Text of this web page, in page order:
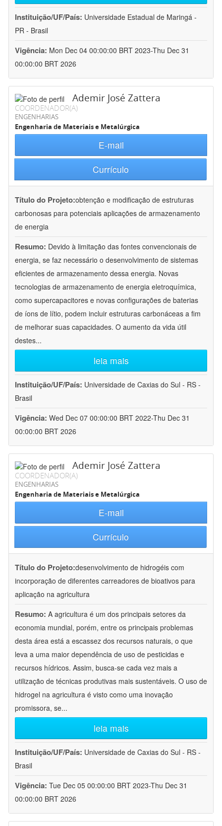
Instituição/UF/País: Universidade Estadual de Maringá -
PR - Brasil
Vigência: Mon Dec 04 00:00:00 BRT 2023-Thu Dec 31
00:00:00 BRT 2026
Ademir José Zattera
COORDENADOR(A)
ENGENHARIAS
Engenharia de Materiais e Metalúrgica
E-mail
Currículo
Título do Projeto:obtenção e modificação de estruturas
carbonosas para potenciais aplicações de armazenamento
de energia
Resumo: Devido à limitação das fontes convencionais de
energia, se faz necessário o desenvolvimento de sistemas
eficientes de armazenamento dessa energia. Novas
tecnologias de armazenamento de energia eletroquímica,
como supercapacitores e novas configurações de baterias
de íons de lítio, podem incluir estruturas carbonáceas a fim
de melhorar suas capacidades. O aumento da vida útil
destes...
leia mais
Instituição/UF/País: Universidade de Caxias do Sul - RS -
Brasil
Vigência: Wed Dec 07 00:00:00 BRT 2022-Thu Dec 31
00:00:00 BRT 2026
Ademir José Zattera
COORDENADOR(A)
ENGENHARIAS
Engenharia de Materiais e Metalúrgica
E-mail
Currículo
Título do Projeto:desenvolvimento de hidrogéis com
incorporação de diferentes carreadores de bioativos para
aplicação na agricultura
Resumo: A agricultura é um dos principais setores da
economia mundial, porém, entre os principais problemas
desta área está a escassez dos recursos naturais, o que
leva a uma maior dependência de uso de pesticidas e
recursos hídricos. Assim, busca-se cada vez mais a
utilização de técnicas produtivas mais sustentáveis. O uso de
hidrogel na agricultura é visto como uma inovação
promissora, se...
leia mais
Instituição/UF/País: Universidade de Caxias do Sul - RS -
Brasil
Vigência: Tue Dec 05 00:00:00 BRT 2023-Thu Dec 31
00:00:00 BRT 2026